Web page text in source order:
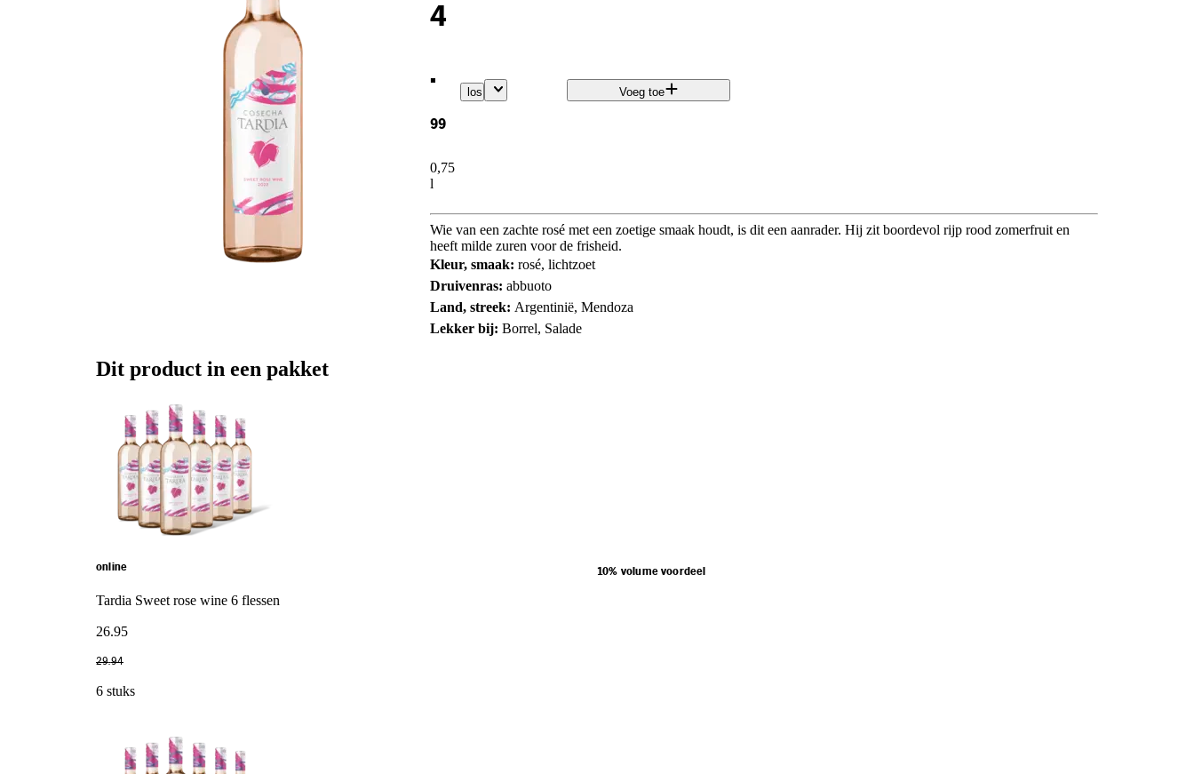
4
.
99
0,75
l
los Voeg toe
Wie van een zachte rosé met een zoetige smaak houdt, is dit een aanrader. Hij zit boordevol rijp rood zomerfruit en
heeft milde zuren voor de frisheid.
Kleur, smaak: rosé, lichtzoet
Druivenras: abbuoto
Land, streek: Argentinië, Mendoza
Lekker bij: Borrel, Salade
Dit product in een pakket
online 10% volume voordeel
Tardia Sweet rose wine 6 flessen
26.95
29.94
6 stuks